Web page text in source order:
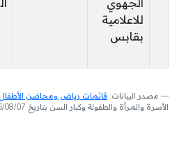
الجهوي
للاعلامية
بقابس
مصدر البيانات: قائمات رياض ومحاضن الأطفال
الأسرة والمرأة والطفولة وكبار السن بتاريخ 2026/08/07 على الساعة 16:31